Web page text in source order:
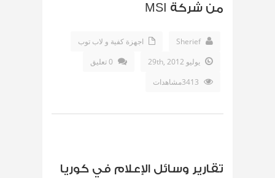
من شركة MSI
Sherief
اجهزة كفية و لاب توب
يوليو 29th, 2012
0 تعليق
تقارير وسائل الإعلام في كوريا